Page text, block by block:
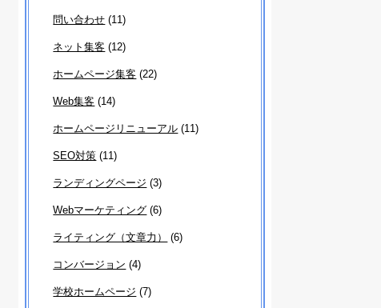
問い合わせ (11)
ネット集客 (12)
ホームページ集客 (22)
Web集客 (14)
ホームページリニューアル (11)
SEO対策 (11)
ランディングページ (3)
Webマーケティング (6)
ライティング（文章力） (6)
コンバージョン (4)
学校ホームページ (7)